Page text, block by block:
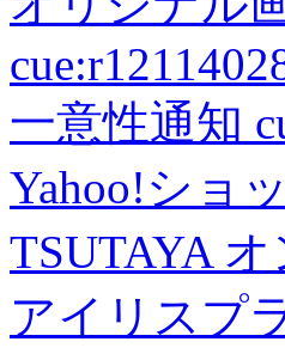
一意性通知
Yahoo!ショ
TSUTAYA
アイリスプ